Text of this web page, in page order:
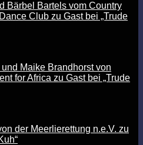
Bärbel Bartels vom Country
Club zu Gast bei „Trude
Maike Brandhorst von
for Africa zu Gast bei „Trude
der Meerlierettung n.e.V. zu